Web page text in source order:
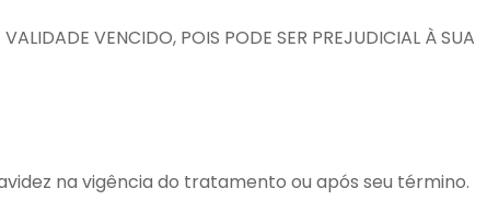
VENCIDO, POIS PODE SER PREJUDICIAL À SUA
na vigência do tratamento ou após seu término.